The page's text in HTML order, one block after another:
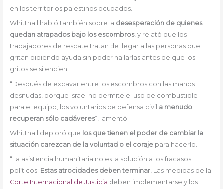
en los territorios palestinos ocupados.
Whitthall habló también sobre la desesperación de quienes
quedan atrapados bajo los escombros, y relató que los
trabajadores de rescate tratan de llegar a las personas que
gritan pidiendo ayuda sin poder hallarlas antes de que los
gritos se silencien.
“Después de excavar entre los escombros con las manos
desnudas, porque Israel no permite el uso de combustible
para el equipo, los voluntarios de defensa civil a menudo
recuperan sólo cadáveres”, lamentó.
Whitthall deploró que los que tienen el poder de cambiar la
situación carezcan de la voluntad o el corajepara hacerlo.
“La asistencia humanitaria no es la solución a los fracasos
políticos. Estas atrocidades deben terminar.Las medidas de la
Corte Internacional de Justicia deben implementarse y los